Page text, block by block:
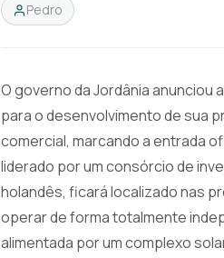
Pedro
O governo da Jordânia anunciou
para o desenvolvimento de sua
comercial, marcando a entrada
liderado por um consórcio de
holandês, ficará localizado nas
operar de forma totalmente
alimentada por um complexo